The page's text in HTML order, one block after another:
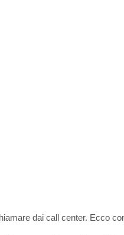
dai call center. Ecco